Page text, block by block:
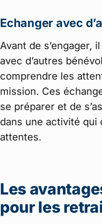
Echanger avec
Avant de s’engager,
avec d’autres
comprendre les
mission. Ces
se préparer et de
dans une activité qui
attentes.
Les
pour les